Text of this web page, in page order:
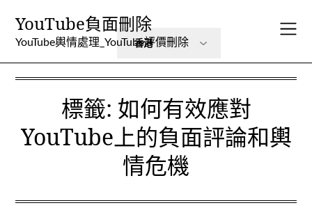
YouTube負面刪除
YouTube輿情處理_YouTube評價刪除
標籤: 如何有效應對
YouTube上的負面評論和輿
情危機